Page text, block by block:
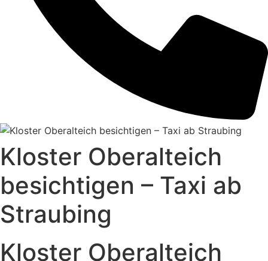
Kloster Oberalteich
besichtigen – Taxi ab
Straubing
Kloster Oberalteich